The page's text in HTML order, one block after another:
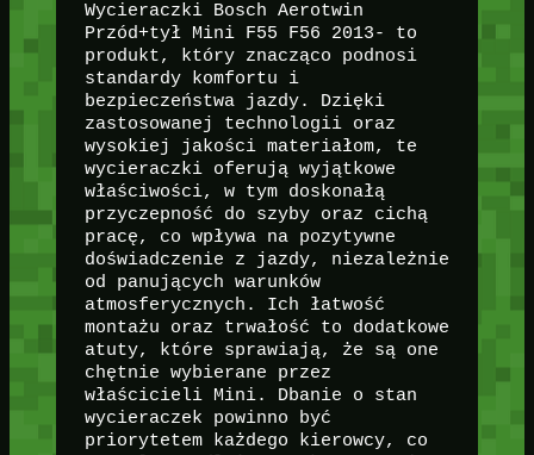
Wycieraczki Bosch Aerotwin
Przód+tył Mini F55 F56 2013- to
produkt, który znacząco podnosi
standardy komfortu i
bezpieczeństwa jazdy. Dzięki
zastosowanej technologii oraz
wysokiej jakości materiałom, te
wycieraczki oferują wyjątkowe
właściwości, w tym doskonałą
przyczepność do szyby oraz cichą
pracę, co wpływa na pozytywne
doświadczenie z jazdy, niezależnie
od panujących warunków
atmosferycznych. Ich łatwość
montażu oraz trwałość to dodatkowe
atuty, które sprawiają, że są one
chętnie wybierane przez
właścicieli Mini. Dbanie o stan
wycieraczek powinno być
priorytetem każdego kierowcy, co